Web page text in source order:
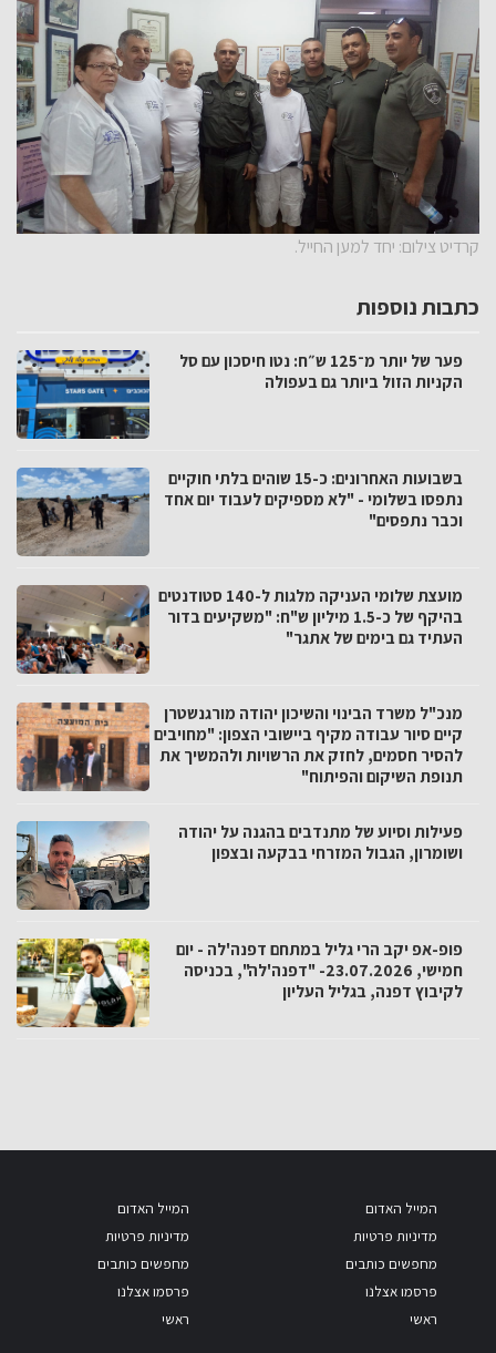
קרדיט צילום: יחד למען החייל.
כתבות נוספות
פער של יותר מ־125 ש״ח: נטו חיסכון עם סל
הקניות הזול ביותר גם בעפולה
בשבועות האחרונים: כ-15 שוהים בלתי חוקיים
נתפסו בשלומי - "לא מספיקים לעבוד יום אחד
וכבר נתפסים"
מועצת שלומי העניקה מלגות ל-140 סטודנטים
בהיקף של כ-1.5 מיליון ש"ח: "משקיעים בדור
העתיד גם בימים של אתגר"
מנכ"ל משרד הבינוי והשיכון יהודה מורגנשטרן
קיים סיור עבודה מקיף ביישובי הצפון: "מחויבים
להסיר חסמים, לחזק את הרשויות ולהמשיך את
תנופת השיקום והפיתוח"
פעילות וסיוע של מתנדבים בהגנה על יהודה
ושומרון, הגבול המזרחי בבקעה ובצפון
פופ-אפ יקב הרי גליל במתחם דפנה'לה - יום
חמישי, 23.07.2026- "דפנה'לה", בכניסה
לקיבוץ דפנה, בגליל העליון
המייל האדום
מדיניות פרטיות
מחפשים כותבים
פרסמו אצלנו
ראשי
המייל האדום
מדיניות פרטיות
מחפשים כותבים
פרסמו אצלנו
ראשי